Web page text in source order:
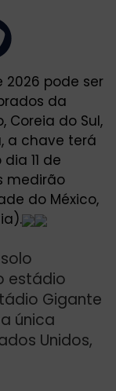
2026 pode ser
da
Coreia do Sul,
a chave terá
11 de
medirão
do México,
estádio
Gigante
única
Unidos,